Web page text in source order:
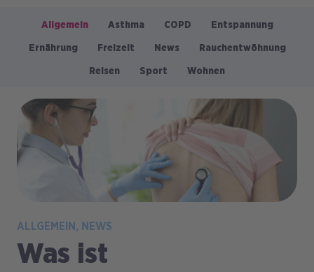
Kategorien
Allgemein Asthma COPD Entspannung
Ernährung Freizeit News Rauchentwöhnung
Reisen Sport Wohnen
Bild
ALLGEMEIN NEWS
Was ist